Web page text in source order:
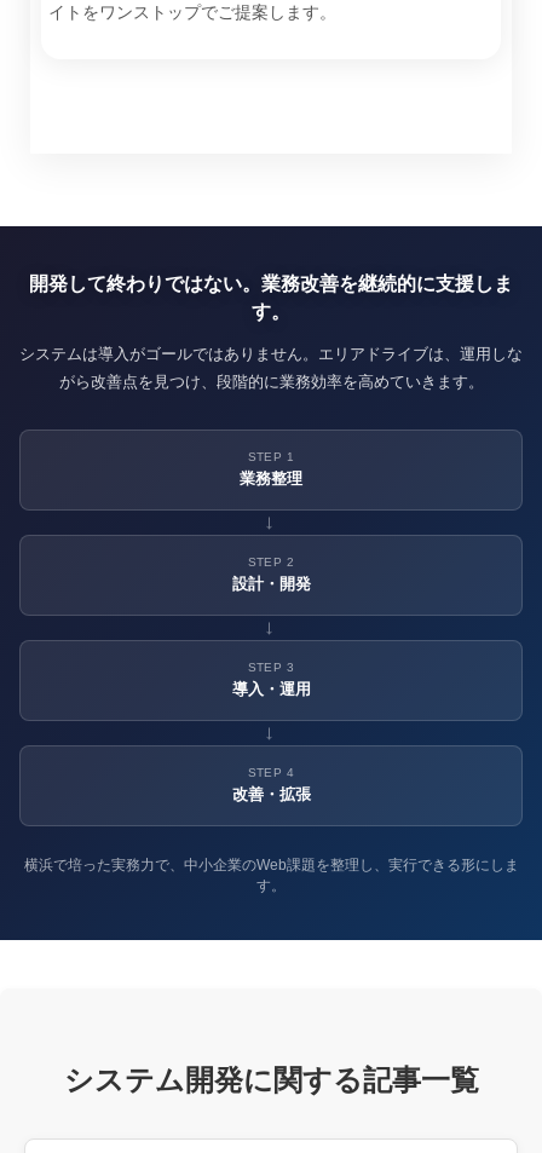
イトをワンストップでご提案します。
開発して終わりではない。業務改善を継続的に支援しま
す。
システムは導入がゴールではありません。エリアドライブは、運用しな
がら改善点を見つけ、段階的に業務効率を高めていきます。
STEP 1
業務整理
→
STEP 2
設計・開発
→
STEP 3
導入・運用
→
STEP 4
改善・拡張
横浜で培った実務力で、中小企業のWeb課題を整理し、実行できる形にしま
す。
システム開発に関する記事一覧